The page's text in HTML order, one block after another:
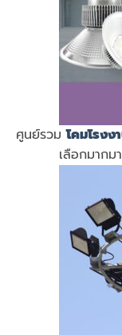
ศูนย์รวมโคมโรงง
เลือกมากม